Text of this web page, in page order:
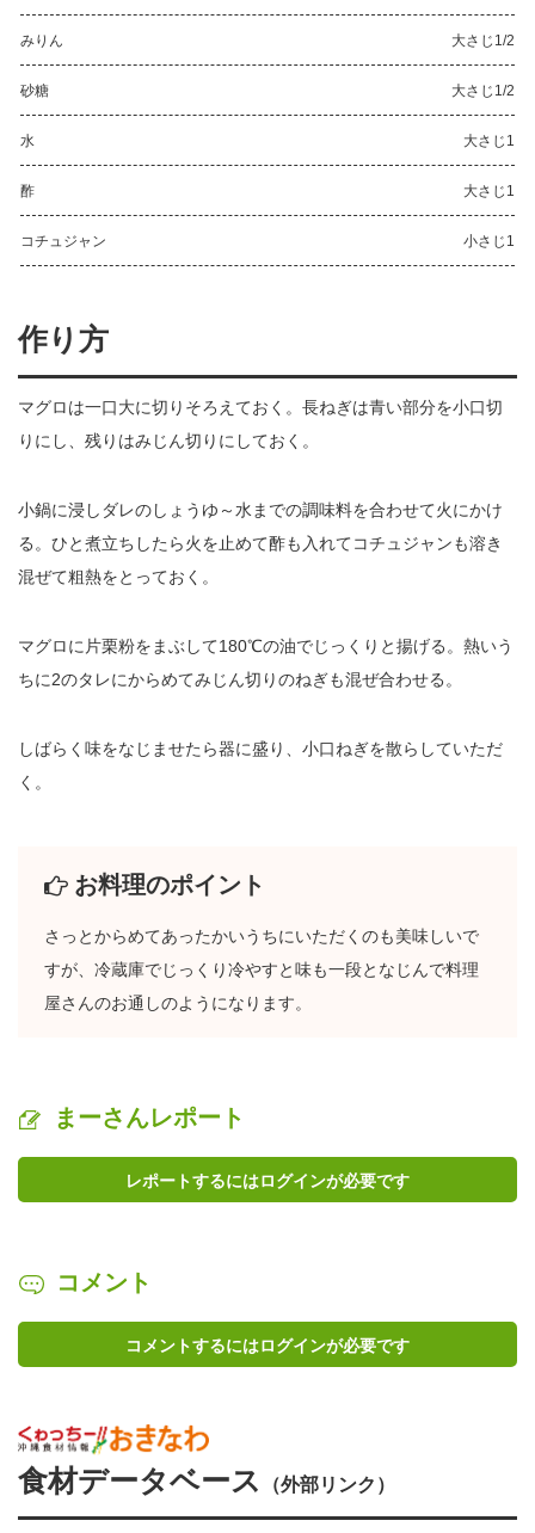
みりん 大さじ1/2
砂糖 大さじ1/2
水 大さじ1
酢 大さじ1
コチュジャン 小さじ1
作り方
マグロは一口大に切りそろえておく。長ねぎは青い部分を小口切
りにし、残りはみじん切りにしておく。
小鍋に浸しダレのしょうゆ～水までの調味料を合わせて火にかけ
る。ひと煮立ちしたら火を止めて酢も入れてコチュジャンも溶き
混ぜて粗熱をとっておく。
マグロに片栗粉をまぶして180℃の油でじっくりと揚げる。熱いう
ちに2のタレにからめてみじん切りのねぎも混ぜ合わせる。
しばらく味をなじませたら器に盛り、小口ねぎを散らしていただ
く。
お料理のポイント
さっとからめてあったかいうちにいただくのも美味しいで
すが、冷蔵庫でじっくり冷やすと味も一段となじんで料理
屋さんのお通しのようになります。
まーさんレポート
レポートするにはログインが必要です
コメント
コメントするにはログインが必要です
食材データベース （外部リンク）